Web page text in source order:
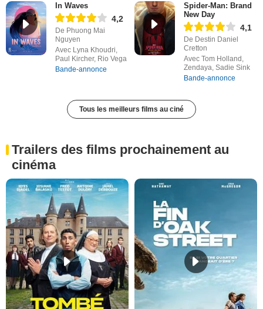
In Waves
4,2
De Phuong Mai
Nguyen
Avec Lyna Khoudri,
Paul Kircher, Rio Vega
Bande-annonce
Spider-Man: Brand
New Day
4,1
De Destin Daniel
Cretton
Avec Tom Holland,
Zendaya, Sadie Sink
Bande-annonce
Tous les meilleurs films au ciné
Trailers des films prochainement au
cinéma